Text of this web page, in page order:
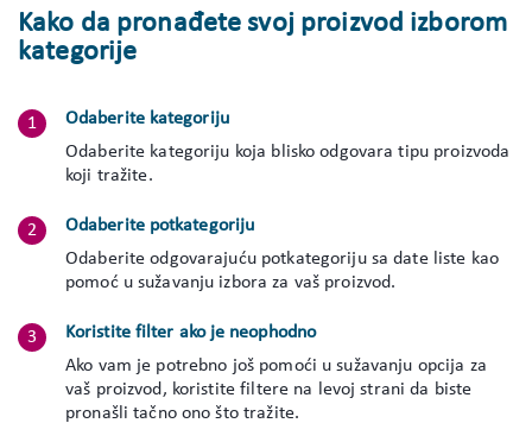
Kako da pronađete svoj proizvod izborom
kategorije
Odaberite kategoriju
Odaberite kategoriju koja blisko odgovara tipu proizvoda
koji tražite.
Odaberite potkategoriju
Odaberite odgovarajuću potkategoriju sa date liste kao
pomoć u sužavanju izbora za vaš proizvod.
Koristite filter ako je neophodno
Ako vam je potrebno još pomoći u sužavanju opcija za
vaš proizvod, koristite filtere na levoj strani da biste
pronašli tačno ono što tražite.